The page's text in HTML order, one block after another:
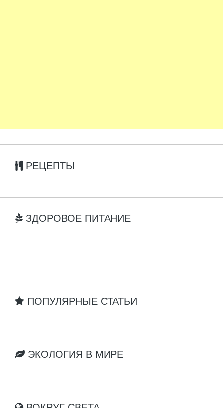
РЕЦЕПТЫ
ЗДОРОВОЕ ПИТАНИЕ
ПОПУЛЯРНЫЕ СТАТЬИ
ЭКОЛОГИЯ В МИРЕ